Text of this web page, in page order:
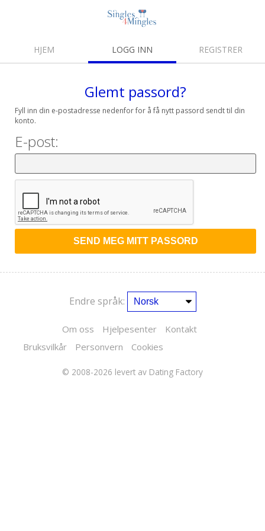
HJEM LOGG INN REGISTRER
Glemt passord?
Fyll inn din e-postadresse nedenfor for å få nytt passord sendt til din
konto.
E-post:
Endre språk:
Om oss Hjelpesenter
Kontakt
Bruksvilkår
Personvern Cookies
© 2008-2026 levert av Dating Factory